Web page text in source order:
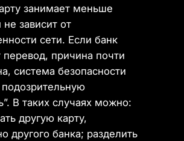
занимает меньше
зависит от
сети. Если банк
перевод, причина почти
система безопасности
подозрительную
В таких случаях можно:
другую карту,
другого банка; разделить